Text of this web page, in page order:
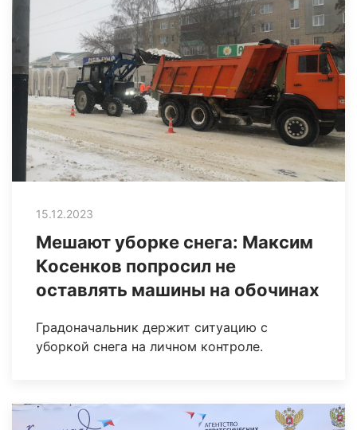
15.12.2023
Мешают уборке снега: Максим
Косенков попросил не
оставлять машины на обочинах
Градоначальник держит ситуацию с
уборкой снега на личном контроле.